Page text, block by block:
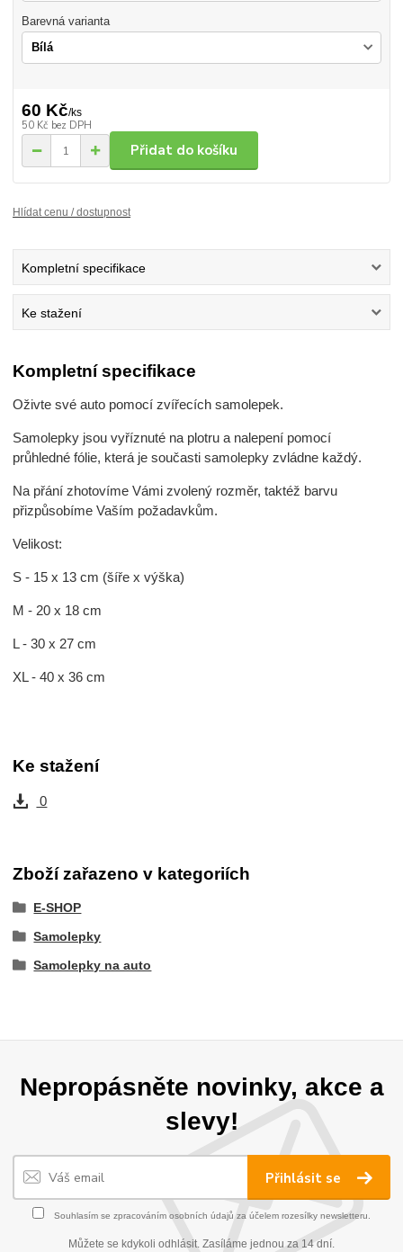
Barevná varianta
60 Kč/ks
50 Kč bez DPH
Přidat do košíku
Hlídat cenu / dostupnost
Kompletní specifikace
Ke stažení
Kompletní specifikace
Oživte své auto pomocí zvířecích samolepek.
Samolepky jsou vyříznuté na plotru a nalepení pomocí
průhledné fólie, která je současti samolepky zvládne každý.
Na přání zhotovíme Vámi zvolený rozměr, taktéž barvu
přizpůsobíme Vaším požadavkům.
Velikost:
S - 15 x 13 cm (šíře x výška)
M - 20 x 18 cm
L - 30 x 27 cm
XL - 40 x 36 cm
Ke stažení
0
Zboží zařazeno v kategoriích
E-SHOP
Samolepky
Samolepky na auto
Nepropásněte novinky, akce a
slevy!
Přihlásit se
Souhlasím se zpracováním osobních údajů za účelem rozesílky newsletteru.
Můžete se kdykoli odhlásit. Zasíláme jednou za 14 dní.